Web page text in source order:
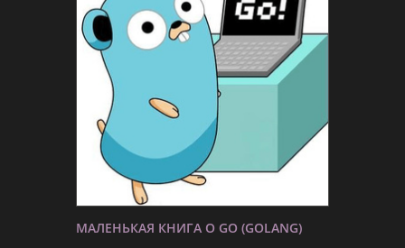
МАЛЕНЬКАЯ КНИГА О GO (GOLANG)